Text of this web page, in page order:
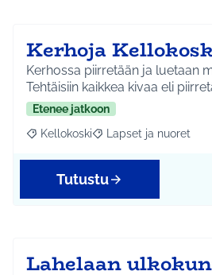
Kerhoja
Kerhossa piirretään ja luetaan
Tehtäisiin kaikkea kivaa eli
Etenee jatkoon
Rajaa tulokset aihepiirin mukaan:
Kellokoski Rajaa tulokset
Lapset ja nuoret
Tutustu
Lahelaan